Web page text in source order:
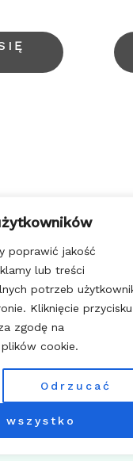
poprawić jakość
lub treści
potrzeb
Kliknięcie przycisku
zgodę na
cookie.
Odrzucać